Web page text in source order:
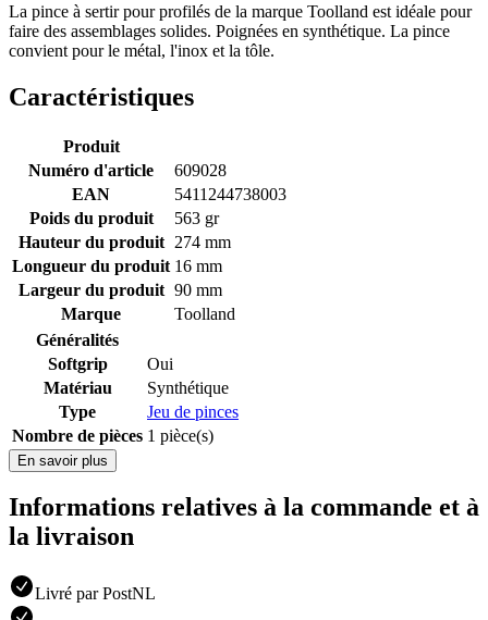
La pince à sertir pour profilés de la marque Toolland est idéale pour
faire des assemblages solides. Poignées en synthétique. La pince
convient pour le métal, l'inox et la tôle.
Caractéristiques
Produit
Numéro d'article
609028
EAN
5411244738003
Poids du produit
563 gr
Hauteur du produit
274 mm
Longueur du produit 16 mm
Largeur du produit 90 mm
Marque
Toolland
Généralités
Softgrip
Oui
Matériau
Synthétique
Type
Jeu de pinces
Nombre de pièces 1 pièce(s)
En savoir plus
Informations relatives à la commande et à
la livraison
Livré par PostNL